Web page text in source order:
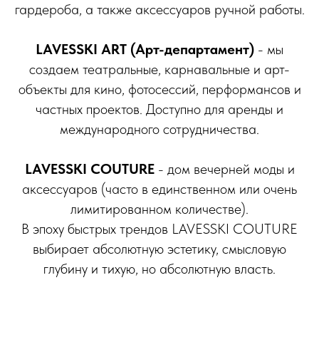
гардероба, а также аксессуаров ручной работы.
LAVESSKI ART (Арт-департамент) - мы
создаем театральные, карнавальные и арт-
объекты для кино, фотосессий, перформансов и
частных проектов. Доступно для аренды и
международного сотрудничества.
LAVESSKI COUTURE- дом вечерней моды и
аксессуаров (часто в единственном или очень
лимитированном количестве).
В эпоху быстрых трендов LAVESSKI COUTURE
выбирает абсолютную эстетику, смысловую
глубину и тихую, но абсолютную власть.